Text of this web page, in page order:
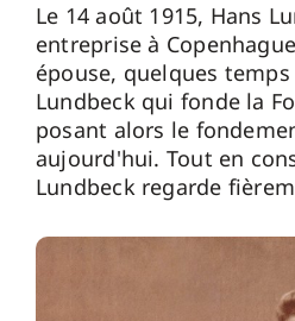
Le 14 août 1915, Hans
entreprise à
épouse, quelques
Lundbeck qui fonde la
posant alors le
aujourd'hui. Tout en
Lundbeck regarde